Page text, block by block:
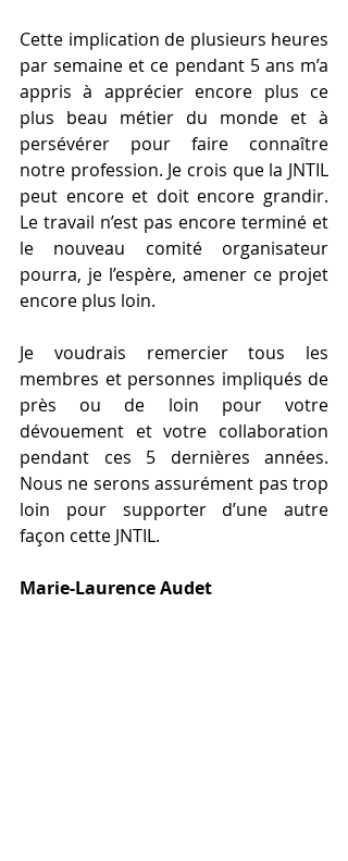
Cette implication de plusieurs heures
par semaine et ce pendant 5 ans m’a
appris à apprécier encore plus ce
plus beau métier du monde et à
persévérer pour faire connaître
notre profession. Je crois que la JNTIL
peut encore et doit encore grandir.
Le travail n’est pas encore terminé et
le nouveau comité organisateur
pourra, je l’espère, amener ce projet
encore plus loin.
Je voudrais remercier tous les
membres et personnes impliqués de
près ou de loin pour votre
dévouement et votre collaboration
pendant ces 5 dernières années.
Nous ne serons assurément pas trop
loin pour supporter d’une autre
façon cette JNTIL.
Marie-Laurence Audet